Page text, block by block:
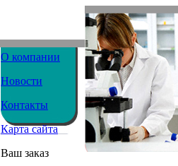
О компании
Новости
Контакты
Карта сайта
Ваш заказ